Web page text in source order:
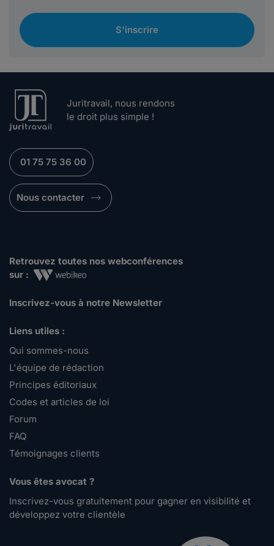
S'inscrire
Juritravail, nous rendons
le droit plus simple !
01 75 75 36 00
Nous contacter
Retrouvez toutes nos webconférences
sur :
Inscrivez-vous à notre Newsletter
Liens utiles :
Qui sommes-nous
L'équipe de rédaction
Principes éditoriaux
Codes et articles de loi
Forum
FAQ
Témoignages clients
Vous êtes avocat ?
Inscrivez-vous gratuitement pour gagner en visibilité et
développez votre clientèle